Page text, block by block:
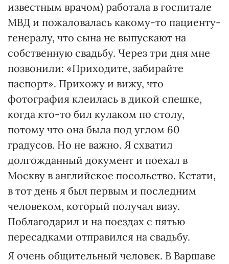
известным врачом) работала в госпитале
МВД и пожаловалась какому-то пациенту-
генералу, что сына не выпускают на
собственную свадьбу. Через три дня мне
позвонили: «Приходите, забирайте
паспорт». Прихожу и вижу, что
фотография клеилась в дикой спешке,
когда кто-то бил кулаком по столу,
потому что она была под углом 60
градусов. Но не важно. Я схватил
долгожданный документ и поехал в
Москву в английское посольство. Кстати,
в тот день я был первым и последним
человеком, который получал визу.
Поблагодарил и на поездах с пятью
пересадками отправился на свадьбу.
Я очень общительный человек. В Варшаве